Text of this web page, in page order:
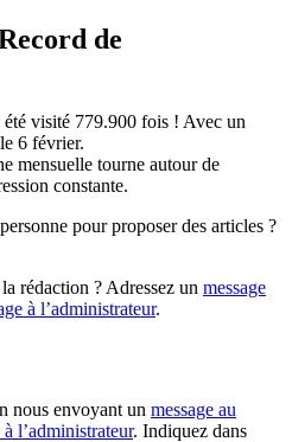
de
visité 779.900 fois ! Avec un
6 février.
mensuelle tourne autour de
constante.
pour proposer des articles ?
rédaction ? Adressez un message
à l’administrateur.
nous envoyant un message au
à l’administrateur. Indiquez dans